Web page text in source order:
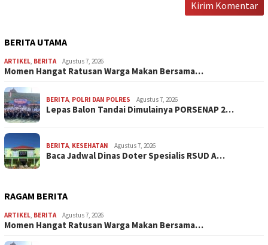
BERITA UTAMA
ARTIKEL, BERITA Agustus 7, 2026
Momen Hangat Ratusan Warga Makan Bersama…
BERITA, POLRI DAN POLRES Agustus 7, 2026
Lepas Balon Tandai Dimulainya PORSENAP 2…
BERITA, KESEHATAN Agustus 7, 2026
Baca Jadwal Dinas Doter Spesialis RSUD A…
RAGAM BERITA
ARTIKEL, BERITA Agustus 7, 2026
Momen Hangat Ratusan Warga Makan Bersama…